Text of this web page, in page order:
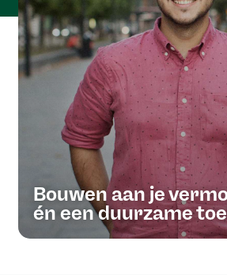
Bouwen aan je
én een duurzame